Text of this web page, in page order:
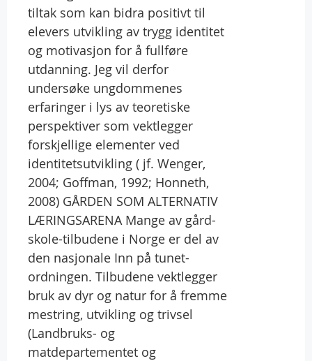
tiltak som kan bidra positivt til
elevers utvikling av trygg identitet
og motivasjon for å fullføre
utdanning. Jeg vil derfor
undersøke ungdommenes
erfaringer i lys av teoretiske
perspektiver som vektlegger
forskjellige elementer ved
identitetsutvikling ( jf. Wenger,
2004; Goffman, 1992; Honneth,
2008) GÅRDEN SOM ALTERNATIV
LÆRINGSARENA Mange av gård-
skole-tilbudene i Norge er del av
den nasjonale Inn på tunet-
ordningen. Tilbudene vektlegger
bruk av dyr og natur for å fremme
mestring, utvikling og trivsel
(Landbruks- og
matdepartementet og